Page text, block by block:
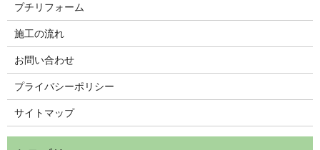
プチリフォーム
施工の流れ
お問い合わせ
プライバシーポリシー
サイトマップ